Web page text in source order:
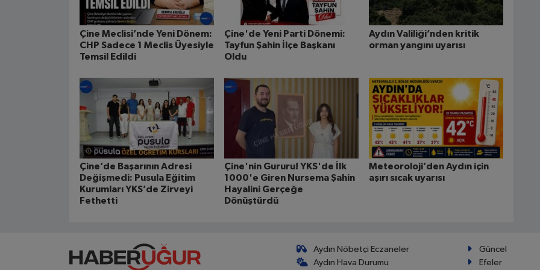
Çine Meclisi’nde Yeni Dönem:
CHP Sadece 1 Meclis Üyesiyle
Temsil Edildi
Çine'de Yeni Parti Dönemi:
Tayfun Şahin İlçe Başkanı
Oldu
Aydın Valiliği’nden kritik
orman yangını uyarısı
Çine’de Başarının Adresi
Değişmedi: Pusula Eğitim
Kurumları YKS’de Zirveyi
Fethetti
Çine'nin Gururu! YKS'de İlk
1000'e Giren Nursema Şahin
Hayalini Gerçeğe
Dönüştürdü
Meteoroloji’den Aydın için
aşırı sıcak uyarısı
Aydın Nöbetçi Eczaneler
Aydın Hava Durumu
Güncel
Efeler